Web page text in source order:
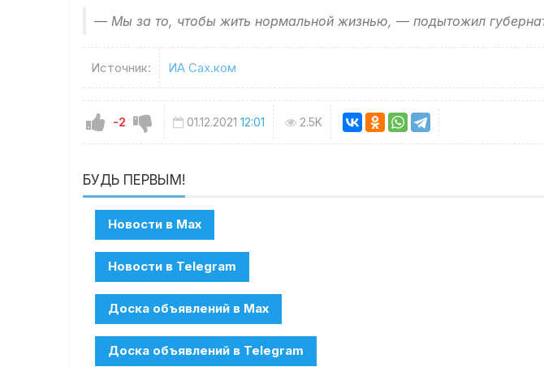
— Мы за то, чтобы жить нормальной жизнью, — подытожил
Источник: ИА Сах.ком
-2 01.12.2021 12:01 2.5K
БУДЬ ПЕРВЫМ!